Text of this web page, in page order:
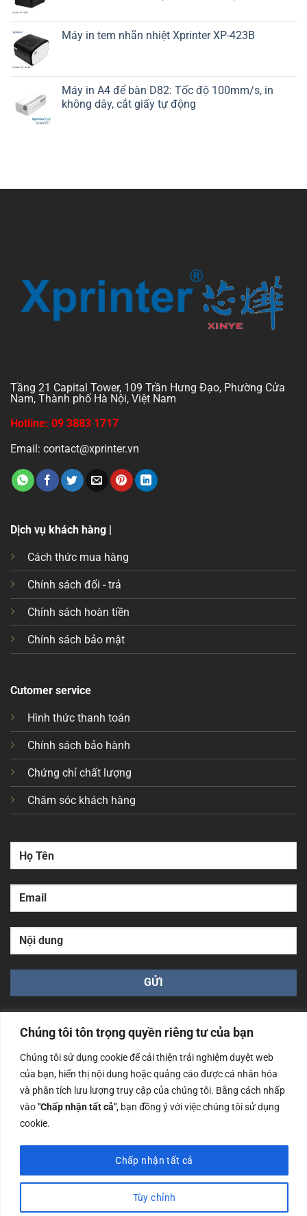
Chúng tôi tôn trọng quyền riêng tư của bạn
Chúng tôi sử dụng cookie để cải thiện trải nghiệm duyệt web
của bạn, hiển thị nội dung hoặc quảng cáo được cá nhân hóa
và phân tích lưu lượng truy cập của chúng tôi. Bằng cách nhấp
vào"Chấp nhận tất cả", bạn đồng ý với việc chúng tôi sử dụng
cookie.
Tùy chỉnh
Chấp nhận tất cả
Máy in tem nhãn nhiệt Xprinter XP-423B
Máy in A4 để bàn D82: Tốc độ 100mm/s, in
không dây, cắt giấy tự động
Tầng 21 Capital Tower, 109 Trần Hưng Đạo, Phường Cửa
Nam, Thành phố Hà Nội, Việt Nam
Hotline: 09 3883 1717
Email: contact@xprinter.vn
Dịch vụ khách hàng |
Cách thức mua hàng
Chính sách đổi - trả
Chính sách hoàn tiền
Chính sách bảo mật
Cutomer service
Hình thức thanh toán
Chính sách bảo hành
Chứng chỉ chất lượng
Chăm sóc khách hàng
Công ty TNHH Nam Bình Xương - Số ĐKKD: 0108783483
cấp ngày 14/06/2019 bởi Sở Kế Hoạch và Đầu Tư Tp. Hà
Nội
Copyrights @2023 Nam Binh Xuong. All Rights Reserved